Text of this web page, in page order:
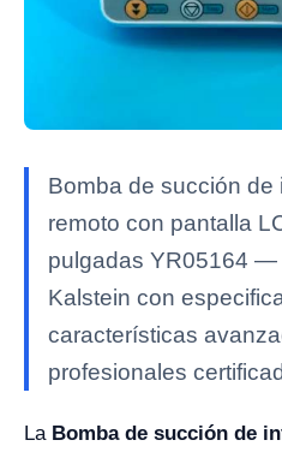
Bomba de succión de
remoto con pantalla
pulgadas YR05164 —
Kalstein con
características
profesionales
La Bomba de succión de